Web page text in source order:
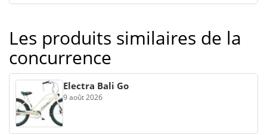
Les produits similaires de la
concurrence
Electra Bali Go
9 août 2026